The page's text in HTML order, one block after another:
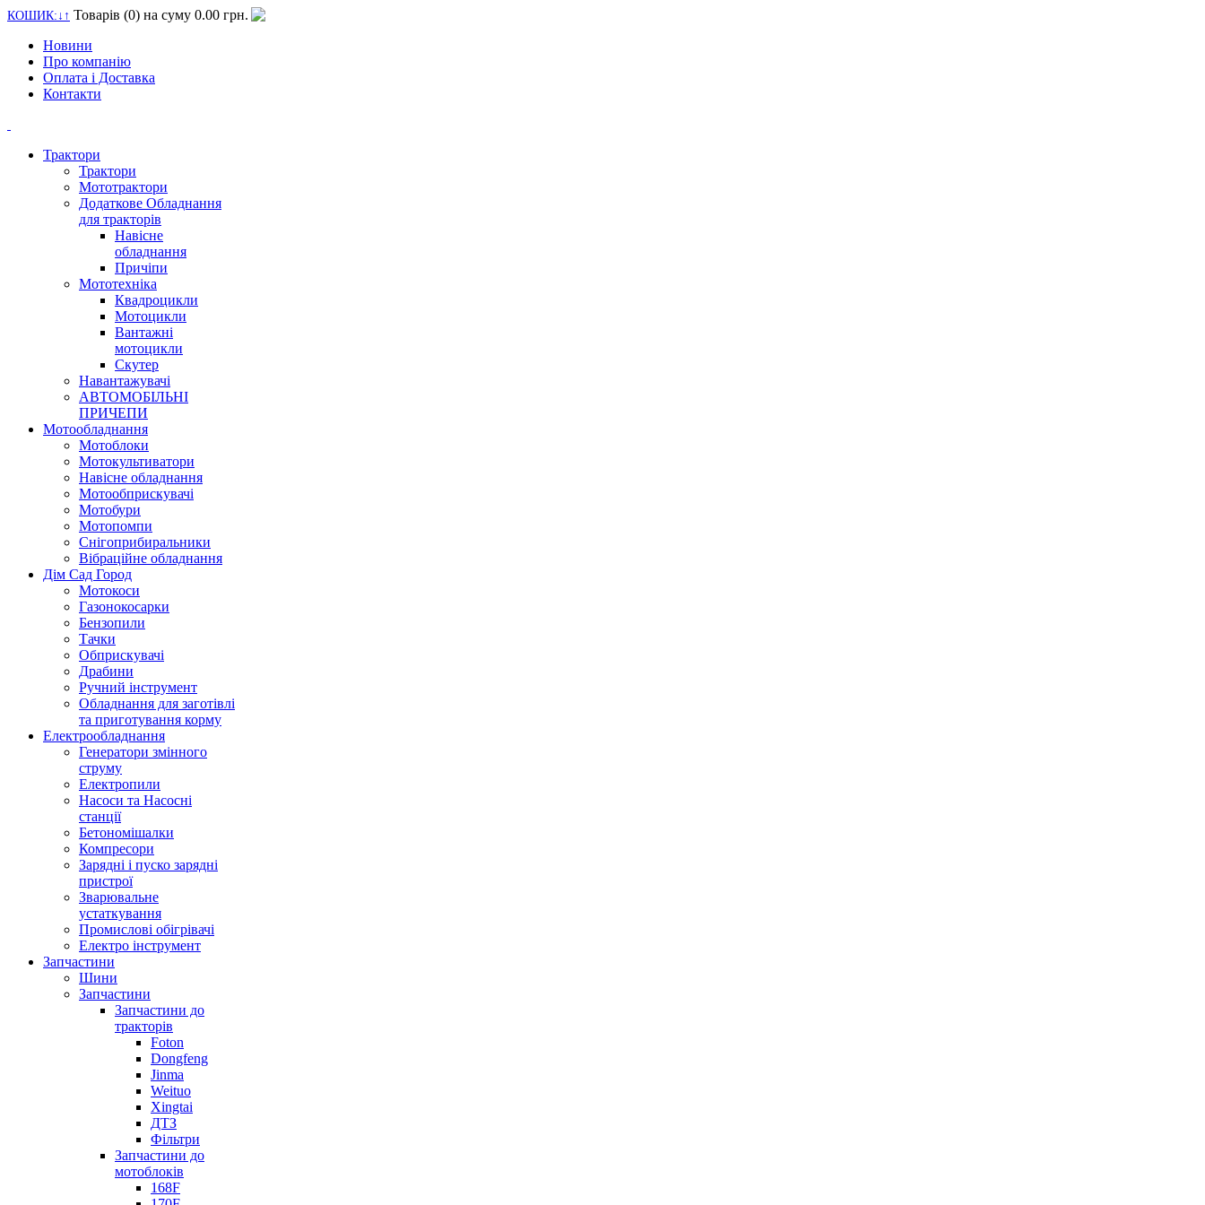
КОШИК:↓↑ Товарів (0) на суму 0.00 грн.
Новини
Про компанію
Оплата i Доставка
Контакти
Трактори
Трактори
Мототрактори
Додаткове Обладнання
для тракторiв
Навiсне
обладнання
Причiпи
Мототехнiка
Квадроцикли
Мотоцикли
Вантажнi
мотоцикли
Скутер
Навантажувачi
АВТОМОБІЛЬНІ
ПРИЧЕПИ
Мотообладнання
Мотоблоки
Мотокультиватори
Навiсне обладнання
Мотообприскувачi
Мотобури
Мотопомпи
Снігоприбиральники
Вібраційне обладнання
Дім Сад Город
Мотокоси
Газонокосарки
Бензопили
Тачки
Обприскувачi
Драбини
Ручний інструмент
Обладнання для заготiвлi
та приготування корму
Електрообладнання
Генератори змiнного
струму
Електропили
Насоси та Насосні
станції
Бетономiшалки
Компресори
Заряднi i пуско заряднi
пристрої
Зварювальне
устаткування
Промислові обігрівачі
Електро інструмент
Запчастини
Шини
Запчастини
Запчастини до
тракторів
Foton
Dongfeng
Jinma
Weituo
Xingtai
ДТЗ
Фільтри
Запчастини до
мотоблоків
168F